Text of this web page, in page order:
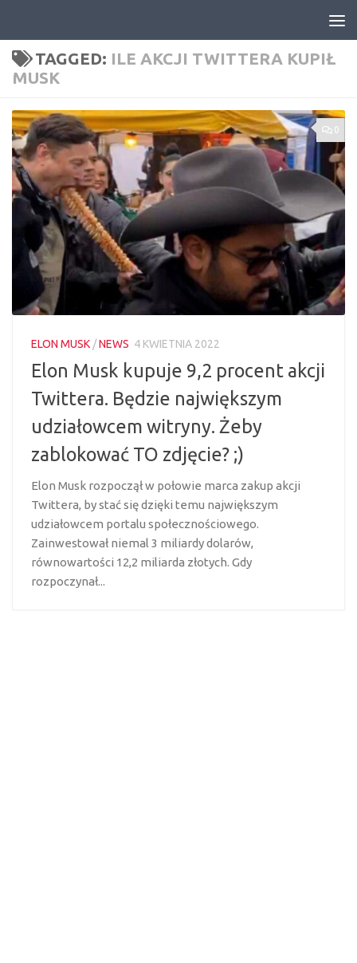
TAGGED: ILE AKCJI TWITTERA KUPIŁ
MUSK
0
ELON MUSK /NEWS 4 KWIETNIA 2022
Elon Musk kupuje 9,2 procent akcji
Twittera. Będzie największym
udziałowcem witryny. Żeby
zablokować TO zdjęcie? ;)
Elon Musk rozpoczął w połowie marca zakup akcji
Twittera, by stać się dzięki temu największym
udziałowcem portalu społecznościowego.
Zainwestował niemal 3 miliardy dolarów,
równowartości 12,2 miliarda złotych. Gdy
rozpoczynał...